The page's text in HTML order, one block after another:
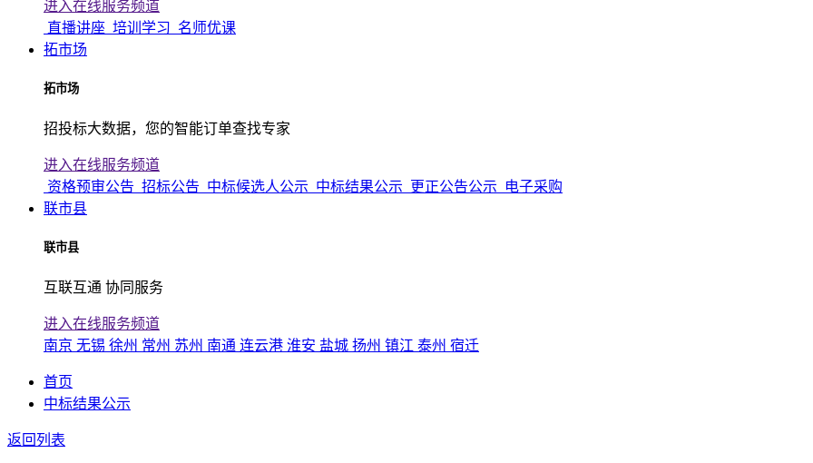
进入在线服务频道
直播讲座 培训学习 名师优课
拓市场
拓市场
招投标大数据，您的智能订单查找专家
进入在线服务频道
资格预审公告 招标公告 中标候选人公示 中标结果公示 更正公告公示
电子采购
联市县
联市县
互联互通 协同服务
进入在线服务频道
南京 无锡 徐州 常州 苏州 南通 连云港 淮安 盐城 扬州 镇江 泰州 宿迁
首页
中标结果公示
返回列表